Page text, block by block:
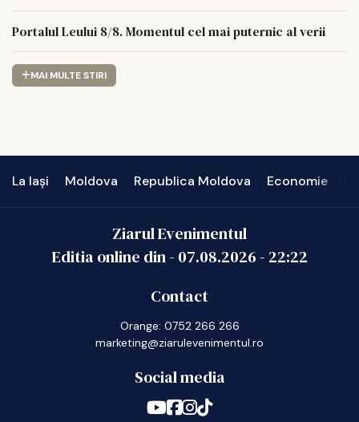
Portalul Leului 8/8. Momentul cel mai puternic al verii
MAI MULTE STIRI
La Iași Moldova Republica Moldova Economie
Ziarul Evenimentul
Editia online din - 07.08.2026- 22:22
Contact
Orange: 0752 266 266
marketing@ziarulevenimentul.ro
Social media